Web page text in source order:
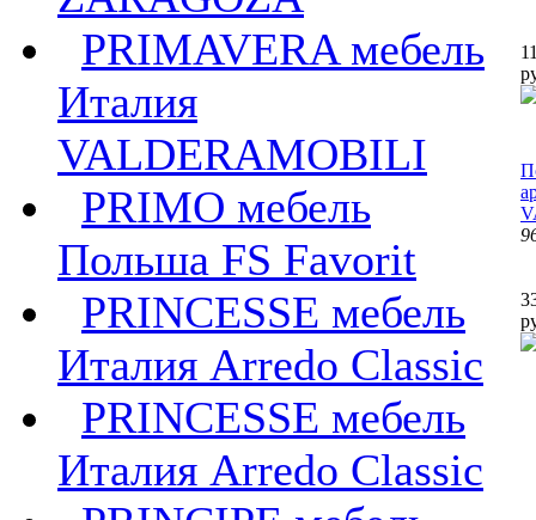
PRIMAVERA мебель
Италия
VALDERAMOBILI
PRIMO мебель
Польша FS Favorit
PRINCESSE мебель
Италия Arredo Classic
PRINCESSE мебель
Италия Arredo Classic